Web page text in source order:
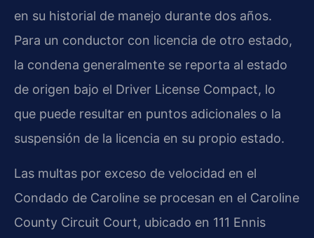
en su historial de manejo durante dos años.
Para un conductor con licencia de otro estado,
la condena generalmente se reporta al estado
de origen bajo el Driver License Compact, lo
que puede resultar en puntos adicionales o la
suspensión de la licencia en su propio estado.
Las multas por exceso de velocidad en el
Condado de Caroline se procesan en el Caroline
County Circuit Court, ubicado en 111 Ennis